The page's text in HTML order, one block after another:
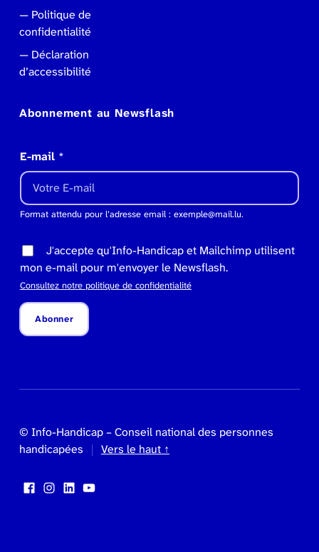
Politique de
confidentialité
Déclaration
d’accessibilité
Abonnement au Newsflash
E-mail *
Format attendu pour l’adresse email : exemple@mail.lu.
J'accepte qu'Info-Handicap et Mailchimp utilisent
mon e-mail pour m'envoyer le Newsflash.
Consultez notre politique de confidentialité
Abonner
© Info-Handicap – Conseil national des personnes
handicapées
Vers le haut ↑
Facebook
Instagram
LinkedInYouTube